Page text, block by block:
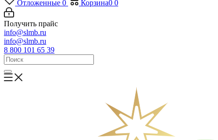
Отложенные 0 Корзина0 0
Получить прайс
info@slmb.ru
info@slmb.ru
8 800 101 65 39